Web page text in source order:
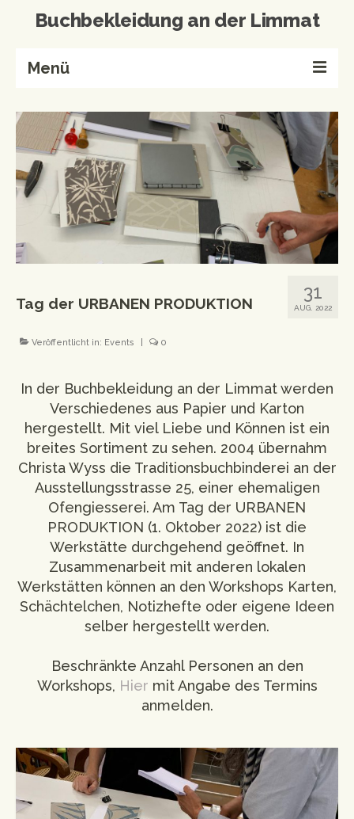
Buchbekleidung an der Limmat
Menü
Home
Buchbinderei
Referenzen
Wissenswertes
Kontakt
Events & Workshops
Events
Newsletter
Impressum
Datenschutzerklärung
31
AUG. 2022
Tag der URBANEN PRODUKTION
Veröffentlicht in: Events 0
In der Buchbekleidung an der Limmat werden
Verschiedenes aus Papier und Karton
hergestellt. Mit viel Liebe und Können ist ein
breites Sortiment zu sehen. 2004 übernahm
Christa Wyss die Traditionsbuchbinderei an der
Ausstellungsstrasse 25, einer ehemaligen
Ofengiesserei. Am Tag der URBANEN
PRODUKTION (1. Oktober 2022) ist die
Werkstätte durchgehend geöffnet. In
Zusammenarbeit mit anderen lokalen
Werkstätten können an den Workshops Karten,
Schächtelchen, Notizhefte oder eigene Ideen
selber hergestellt werden.
Beschränkte Anzahl Personen an den
Workshops, Hier mit Angabe des Termins
anmelden.